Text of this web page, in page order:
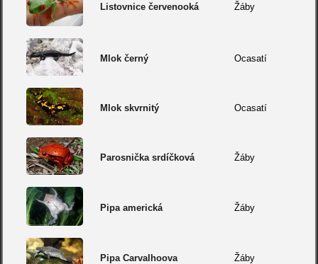
Listovnice červenooká Žáby
Mlok černý Ocasatí
Mlok skvrnitý Ocasatí
Parosnička srdíčková Žáby
Pipa americká Žáby
Pipa Carvalhoova Žáby